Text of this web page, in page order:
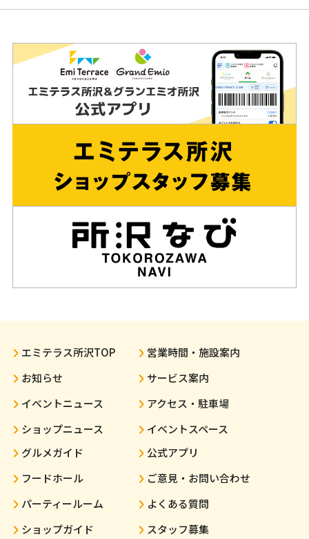
エミテラス所沢TOP
お知らせ
イベントニュース
ショップニュース
グルメガイド
フードホール
パーティールーム
ショップガイド
営業時間・施設案内
サービス案内
アクセス・駐車場
イベントスペース
公式アプリ
ご意見・お問い合わせ
よくある質問
スタッフ募集